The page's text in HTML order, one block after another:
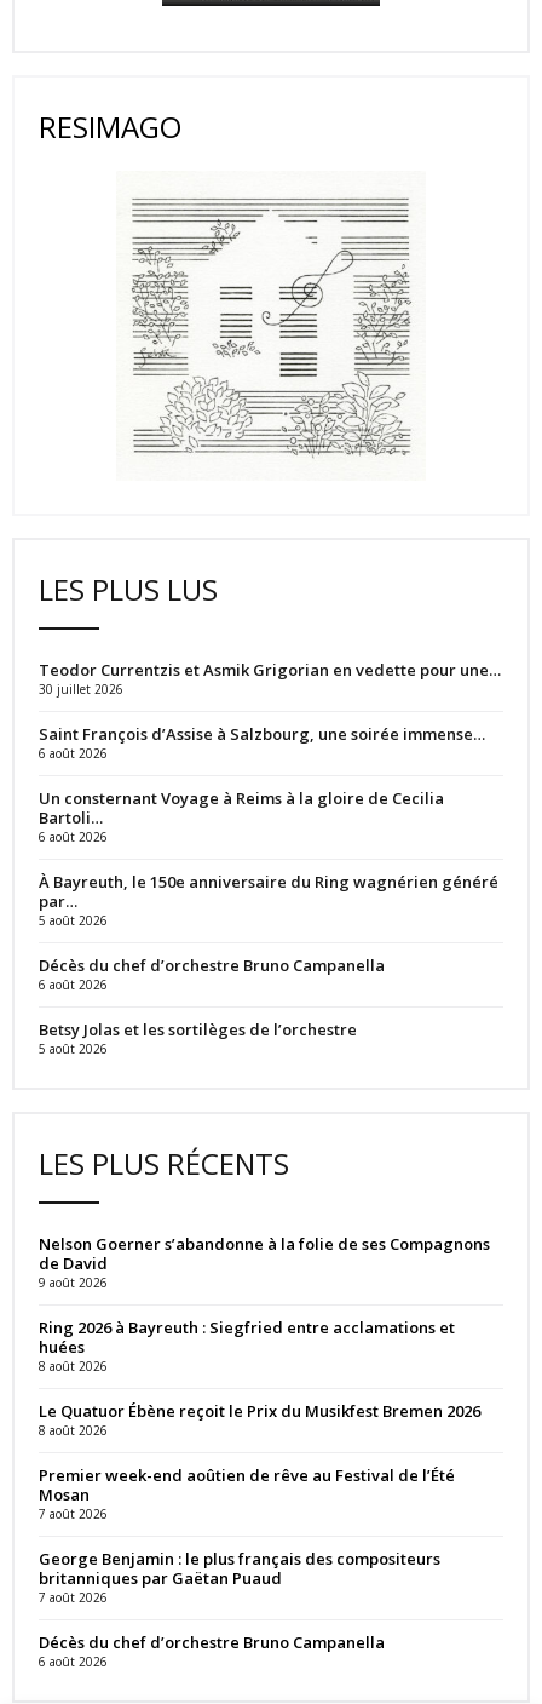
RESIMAGO
LES PLUS LUS
Teodor Currentzis et Asmik Grigorian en vedette pour une…
30 juillet 2026
Saint François d’Assise à Salzbourg, une soirée immense…
6 août 2026
Un consternant Voyage à Reims à la gloire de Cecilia
Bartoli…
6 août 2026
À Bayreuth, le 150e anniversaire du Ring wagnérien généré
par…
5 août 2026
Décès du chef d’orchestre Bruno Campanella
6 août 2026
Betsy Jolas et les sortilèges de l’orchestre
5 août 2026
LES PLUS RÉCENTS
Nelson Goerner s’abandonne à la folie de ses Compagnons
de David
9 août 2026
Ring 2026 à Bayreuth : Siegfried entre acclamations et
huées
8 août 2026
Le Quatuor Ébène reçoit le Prix du Musikfest Bremen 2026
8 août 2026
Premier week-end aoûtien de rêve au Festival de l’Été
Mosan
7 août 2026
George Benjamin : le plus français des compositeurs
britanniques par Gaëtan Puaud
7 août 2026
Décès du chef d’orchestre Bruno Campanella
6 août 2026